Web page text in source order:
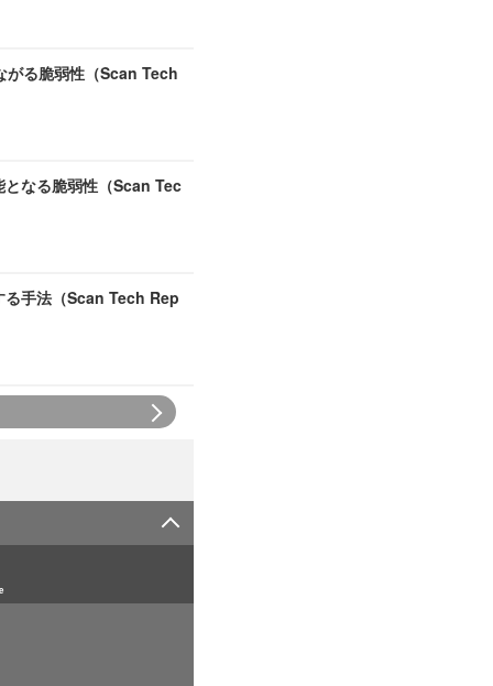
がる脆弱性（Scan Tech
なる脆弱性（Scan Tec
手法（Scan Tech Rep